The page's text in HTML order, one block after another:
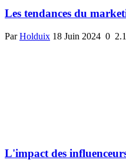
Les tendances du
ParHolduix 18 Juin 2024 0
L'impact des